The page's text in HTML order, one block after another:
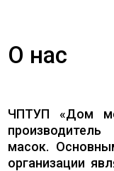
О нас
ЧПТУП «Дом
масок.
организации